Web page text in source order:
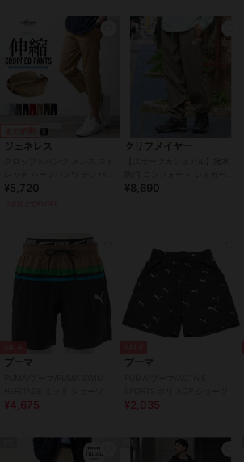
ジェネレス
膝下 7分丈 ゴルフウェア パン
¥5,720
クリフメイヤー
ンツ
¥8,690
プーマ
¥4,675
プーマ
¥2,035